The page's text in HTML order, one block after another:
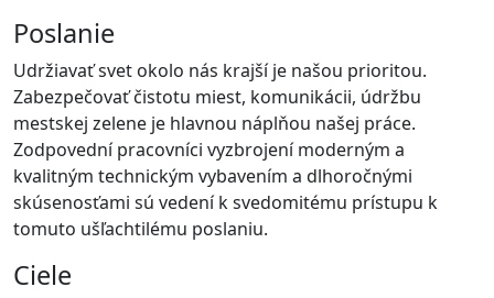
Poslanie
Udržiavať svet okolo nás krajší je našou prioritou.
Zabezpečovať čistotu miest, komunikácii, údržbu
mestskej zelene je hlavnou náplňou našej práce.
Zodpovední pracovníci vyzbrojení moderným a
kvalitným technickým vybavením a dlhoročnými
skúsenosťami sú vedení k svedomitému prístupu k
tomuto ušľachtilému poslaniu.
Ciele